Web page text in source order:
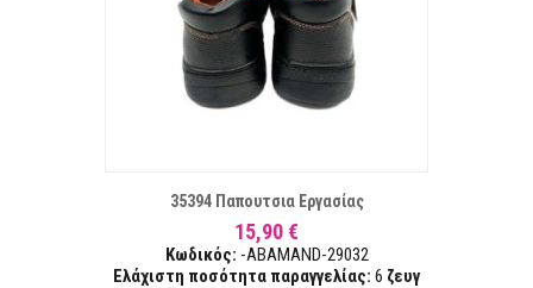
35394 Παπουτσια Εργασίας
15,90 €
Κωδικός: -ABAMAND-29032
Ελάχιστη ποσότητα παραγγελίας: 6 ζευγ